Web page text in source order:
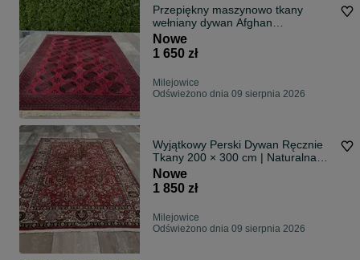
Przepiękny maszynowo tkany
wełniany dywan Afghan
250x350cm
Nowe
1 650 zł
Milejowice
Odświeżono dnia 09 sierpnia 2026
Wyjątkowy Perski Dywan Ręcznie
Tkany 200 × 300 cm | Naturalna
Wełna | Ponadczasowa Elegancja
Nowe
1 850 zł
Milejowice
Odświeżono dnia 09 sierpnia 2026